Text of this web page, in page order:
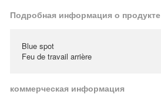
Подробная информация о продукте
Blue spot
Feu de travail arrière
коммерческая информация